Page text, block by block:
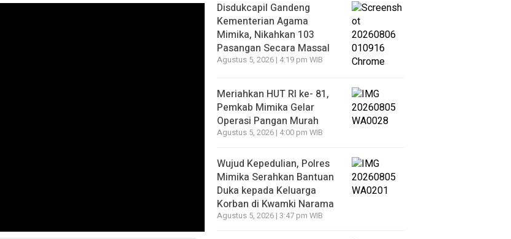
Disdukcapil Gandeng
Kementerian Agama
Mimika, Nikahkan 103
Pasangan Secara Massal
Agustus 5, 2026 | 4:19 pm WIB
Meriahkan HUT RI ke- 81,
Pemkab Mimika Gelar
Operasi Pangan Murah
Agustus 5, 2026 | 4:00 pm WIB
Wujud Kepedulian, Polres
Mimika Serahkan Bantuan
Duka kepada Keluarga
Korban di Kwamki Narama
Agustus 5, 2026 | 3:47 pm WIB